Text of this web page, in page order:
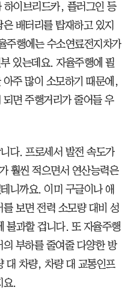
하이브리드카, 플러그인 등
배터리를 탑재하고 있지
주행에는 수소연료전지차가
있는데요. 자율주행에 필
주 많이 소모하기 때문에,
면 주행거리가 줄어들 우
다. 프로세서 발전 속도가
훨씬 적으면서 연산능력은
니까요. 이미 구글이나 애
보면 전력 소모량 대비 성
불과할 겁니다. 또 자율주행
부하를 줄여줄 다양한 방
대 차량, 차량 대 교통인프
요.